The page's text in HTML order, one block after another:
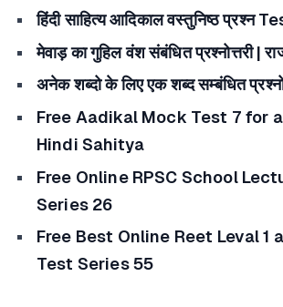
हिंदीसाहित्यआदिकालवस्तुनिष्ठप्रश्न
मेवाड़कागुहिलवंशसंबंधितप्रश्नोत्तरी|
अनेकशब्दोकेलिएएकशब्दसम्बंधित
Free Aadikal Mock Test 7 for
Hindi Sahitya
Free Online RPSC School
Series 26
Free Best Online Reet Leval 1
Test Series 55